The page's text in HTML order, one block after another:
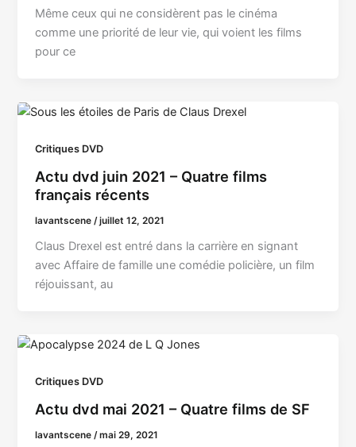
Même ceux qui ne considèrent pas le cinéma
comme une priorité de leur vie, qui voient les films
pour ce
Critiques DVD
Actu dvd juin 2021 – Quatre films
français récents
lavantscene /juillet 12, 2021
Claus Drexel est entré dans la carrière en signant
avec Affaire de famille une comédie policière, un film
réjouissant, au
Critiques DVD
Actu dvd mai 2021 – Quatre films de SF
lavantscene /mai 29, 2021